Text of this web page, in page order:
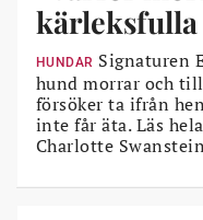
kärleksfulla
HUNDAR Signaturen
hund morrar och
försöker ta ifrån
inte får äta. Läs
Charlotte